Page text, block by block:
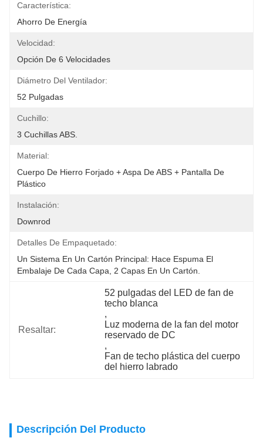
Característica:
Ahorro De Energía
Velocidad:
Opción De 6 Velocidades
Diámetro Del Ventilador:
52 Pulgadas
Cuchillo:
3 Cuchillas ABS.
Material:
Cuerpo De Hierro Forjado + Aspa De ABS + Pantalla De
Plástico
Instalación:
Downrod
Detalles De Empaquetado:
Un Sistema En Un Cartón Principal: Hace Espuma El
Embalaje De Cada Capa, 2 Capas En Un Cartón.
Resaltar:
52 pulgadas del LED de fan de
techo blanca
,
Luz moderna de la fan del motor
reservado de DC
,
Fan de techo plástica del cuerpo
del hierro labrado
Descripción Del Producto